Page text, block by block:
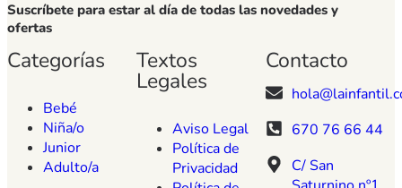
Suscríbete para estar al día de todas las novedades y
ofertas
Categorías
Bebé
Niña/o
Junior
Adulto/a
Textos
Legales
Aviso Legal
Política de
Privacidad
Contacto
670 76 66 44
C/ San